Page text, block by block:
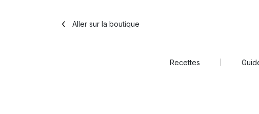
Aller sur la boutique
Recettes